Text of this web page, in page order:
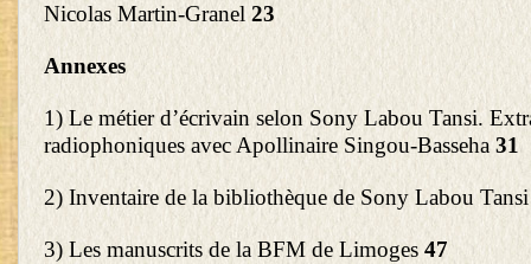
Nicolas Martin-Granel 23
Annexes
1) Le métier d’écrivain selon Sony Labou Tansi.
radiophoniques avec Apollinaire Singou-Basseha 31
2) Inventaire de la bibliothèque de Sony Labou
3) Les manuscrits de la BFM de Limoges 47